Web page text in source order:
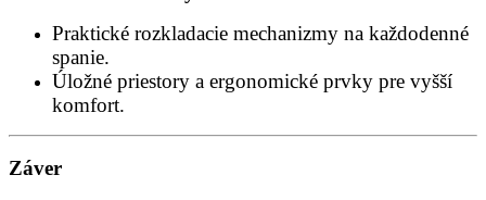
Praktické rozkladacie mechanizmy na každodenné
spanie.
Úložné priestory a ergonomické prvky pre vyšší
komfort.
Záver